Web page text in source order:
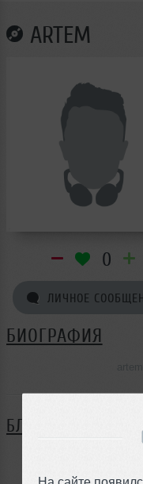
На сайте
ARTEM
0
ЛИЧНОЕ
БИОГРАФИЯ
БЛОГ